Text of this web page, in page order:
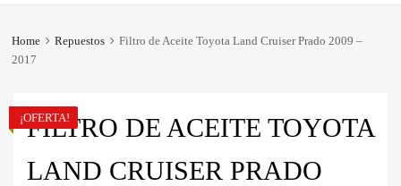
Home Repuestos
Filtro de Aceite Toyota Land Cruiser Prado 2009 –
2017
FILTRO DE ACEITE TOYOTA
LAND CRUISER PRADO
¡OFERTA!